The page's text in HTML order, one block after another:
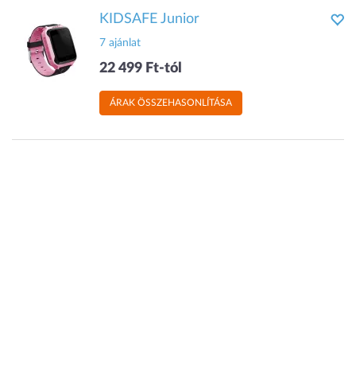
KIDSAFE Junior
7 ajánlat
22 499 Ft-tól
ÁRAK ÖSSZEHASONLÍTÁSA